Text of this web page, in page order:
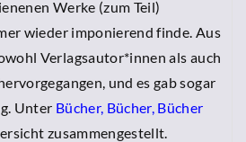
Werke (zum Teil)
wieder imponierend finde. Aus
Verlagsautor*innen als auch
und es gab sogar
Unter Bücher, Bücher, Bücher
zusammengestellt.